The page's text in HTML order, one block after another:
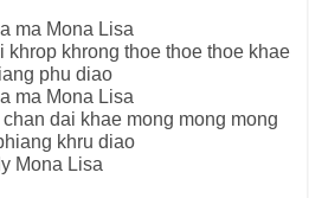
ma Mona Lisa
khrop khrong thoe thoe thoe khae
phu diao
ma Mona Lisa
dai khae mong mong mong
khru diao
Mona Lisa